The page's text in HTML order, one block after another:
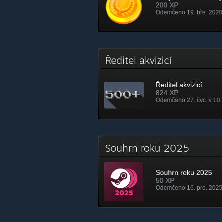
200 XP
Odemčeno 19. bře.
Ředitel akvizicí
Ředitel akvizicí
824 XP
Odemčeno 27. čvc. v
Souhrn roku 2025
Souhrn roku 2025
50 XP
Odemčeno 16. pro.